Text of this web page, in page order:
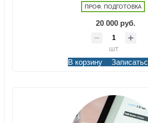
ПРОФ. ПОДГОТОВКА
20 000 руб.
шт
В корзину